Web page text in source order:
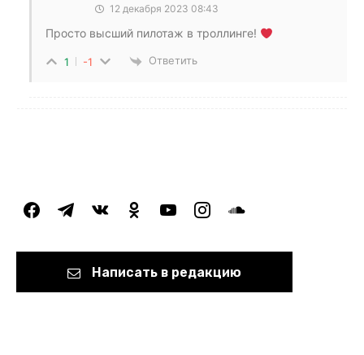
12 декабря 2023 08:43
Просто высший пилотаж в троллинге!
1 -1 Ответить
facebooktelegramvkontakteodnoklassniki
youtubeinstagramsoundcloud
Написать в редакцию